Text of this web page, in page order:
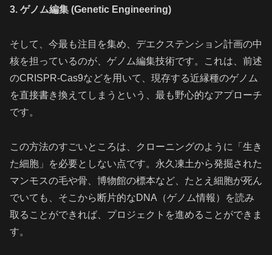
3. ゲノム編集 (Genetic Engineering)
そして、今最も注目を集め、デエクステンション計画の中
核を担っているのが、ゲノム編集技術です。これは、前述
のCRISPR-Cas9などを用いて、現存する近縁種のゲノム
を直接書き換えてしまうという、最も野心的なアプローチ
です。
この方法のすごいところは、クローニングのように「生き
た細胞」を必要としない点です。永久凍土から発掘された
マンモスの毛や骨、博物館の標本など、たとえ細胞が死ん
でいても、そこから断片的なDNA（ゲノム情報）を読み
取ることができれば、プロジェクトを進めることができま
す。